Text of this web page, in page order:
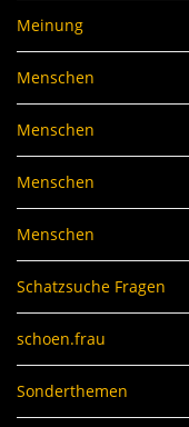
Meinung
Menschen
Menschen
Menschen
Menschen
Schatzsuche Fragen
schoen.frau
Sonderthemen